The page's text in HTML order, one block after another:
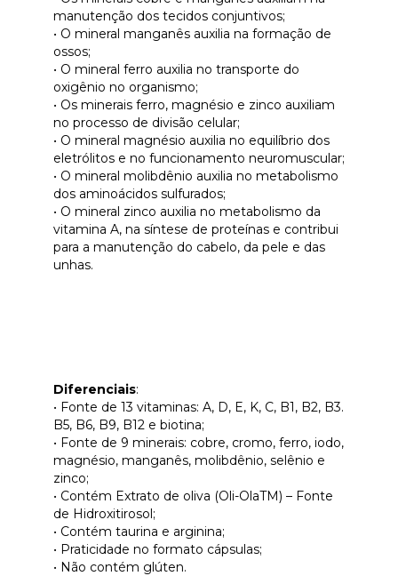
manutenção dos tecidos conjuntivos;
• O mineral manganês auxilia na formação de
ossos;
• O mineral ferro auxilia no transporte do
oxigênio no organismo;
• Os minerais ferro, magnésio e zinco auxiliam
no processo de divisão celular;
• O mineral magnésio auxilia no equilíbrio dos
eletrólitos e no funcionamento neuromuscular;
• O mineral molibdênio auxilia no metabolismo
dos aminoácidos sulfurados;
• O mineral zinco auxilia no metabolismo da
vitamina A, na síntese de proteínas e contribui
para a manutenção do cabelo, da pele e das
unhas.
Diferenciais:
• Fonte de 13 vitaminas: A, D, E, K, C, B1, B2, B3.
B5, B6, B9, B12 e biotina;
• Fonte de 9 minerais: cobre, cromo, ferro, iodo,
magnésio, manganês, molibdênio, selênio e
zinco;
• Contém Extrato de oliva (Oli-OlaTM) – Fonte
de Hidroxitirosol;
• Contém taurina e arginina;
• Praticidade no formato cápsulas;
• Não contém glúten.